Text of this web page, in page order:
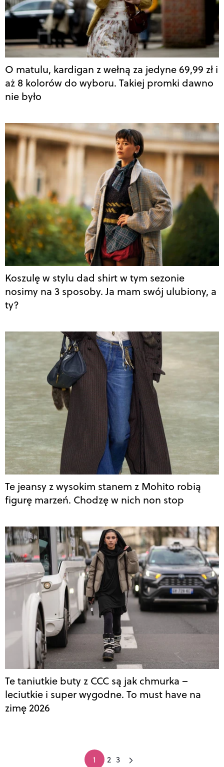
O matulu, kardigan z wełną za jedyne 69,99 zł i
aż 8 kolorów do wyboru. Takiej promki dawno
nie było
Koszulę w stylu dad shirt w tym sezonie
nosimy na 3 sposoby. Ja mam swój ulubiony, a
ty?
Te jeansy z wysokim stanem z Mohito robią
figurę marzeń. Chodzę w nich non stop
Te taniutkie buty z CCC są jak chmurka –
leciutkie i super wygodne. To must have na
zimę 2026
1 2 3